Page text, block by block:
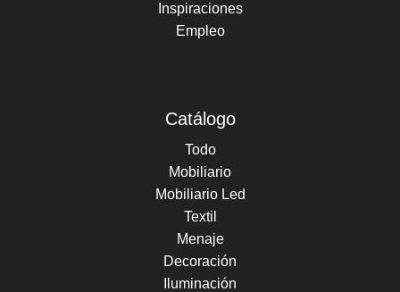
Inspiraciones
Empleo
Catálogo
Todo
Mobiliario
Mobiliario Led
Textil
Menaje
Decoración
Iluminación